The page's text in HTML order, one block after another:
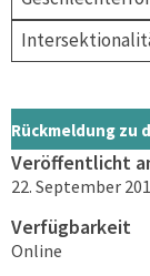
Rückmeldung zu
Veröffentlicht
22. September
Verfügbarkeit
Online